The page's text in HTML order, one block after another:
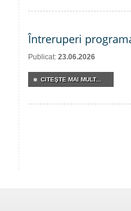
Întreruperi
Publicat: 23.06.2026
CITEŞTE MAI MULT...